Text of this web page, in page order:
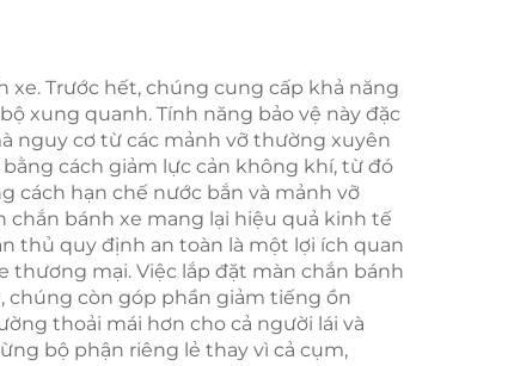
xe. Trước hết, chúng cung cấp khả năng
xung quanh. Tính năng bảo vệ này đặc
nguy cơ từ các mảnh vỡ thường xuyên
cách giảm lực cản không khí, từ đó
cách hạn chế nước bắn và mảnh vỡ
chắn bánh xe mang lại hiệu quả kinh tế
thủ quy định an toàn là một lợi ích quan
thương mại. Việc lắp đặt màn chắn bánh
chúng còn góp phần giảm tiếng ồn
thoải mái hơn cho cả người lái và
bộ phận riêng lẻ thay vì cả cụm,